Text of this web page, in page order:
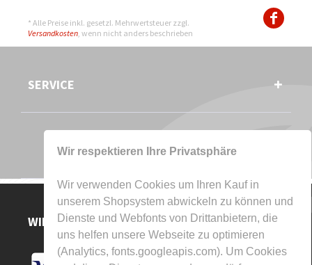
Wir respektieren Ihre Privatsphäre
Wir verwenden Cookies um Ihren Kauf in
unserem Shopsystem abwickeln zu können und
Dienste und Webfonts von Drittanbietern, die
uns helfen unsere Webseite zu optimieren
(Analytics, fonts.googleapis.com). Um Cookies
* Alle Preise inkl. gesetzl. Mehrwertsteuer zzgl.
Versandkosten, wenn nicht anders beschrieben
SERVICE
WIR AKZEPTIEREN